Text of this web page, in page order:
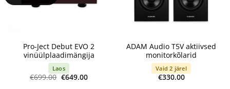
Pro-Ject Debut EVO 2
vinüülplaadimängija
Laos
€699.00 Algne
hind
€649.00Current
ADAM Audio T5V aktiivsed
monitorkõlarid
Vaid 2 järel
€330.00